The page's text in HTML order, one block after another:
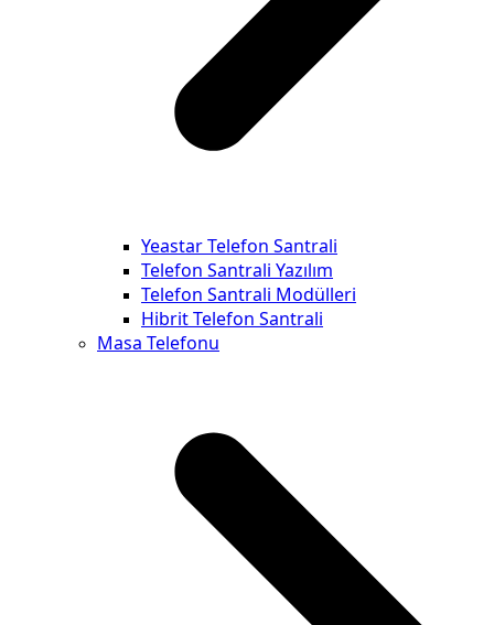
Yeastar Telefon Santrali
Telefon Santrali Yazılım
Telefon Santrali Modülleri
Hibrit Telefon Santrali
Masa Telefonu